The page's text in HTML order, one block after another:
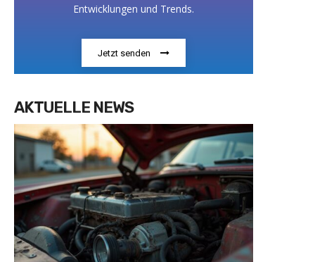
Entwicklungen und Trends.
Jetzt senden
AKTUELLE NEWS